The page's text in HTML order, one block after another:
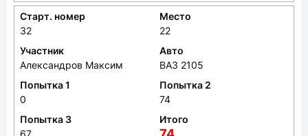
Старт. номер
32
Место
22
Участник
Александров Максим
Авто
ВАЗ 2105
Попытка 1
0
Попытка 2
74
Попытка 3
67
Итого